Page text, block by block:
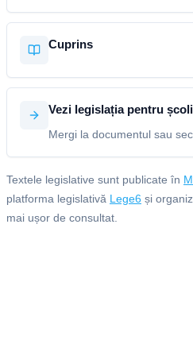
Cuprins
Vezi legislația pentru școli
Mergi la documentul sau
Textele legislative sunt publicate în
platforma legislativă Lege6 și
mai ușor de consultat.